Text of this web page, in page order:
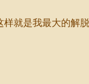
就是我最大的解